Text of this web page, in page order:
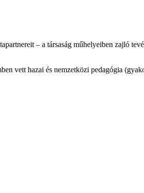
– a társaság műhelyeiben zajló
vett hazai és nemzetközi pedagógia